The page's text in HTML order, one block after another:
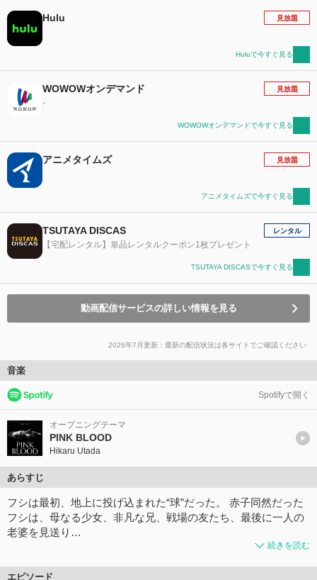
Hulu 見放題
Huluで今すぐ見る
WOWOWオンデマンド
-
見放題
WOWOWオンデマンドで今すぐ見る
アニメタイムズ 見放題
アニメタイムズで今すぐ見る
TSUTAYA DISCAS
【宅配レンタル】単品レンタルクーポン1枚プレゼント
レンタル
TSUTAYA DISCASで今すぐ見る
動画配信サービスの詳しい情報を見る
2026年7月更新：最新の配信状況は各サイトでご確認ください
音楽
Spotifyで開く
オープニングテーマ
PINK BLOOD
Hikaru Utada
あらすじ
フシは最初、地上に投げ込まれた“球”だった。 赤子同然だった
フシは、母なる少女、非凡な兄、戦場の友たち、最後に一人の
老婆を見送り…
続きを読む
エピソード